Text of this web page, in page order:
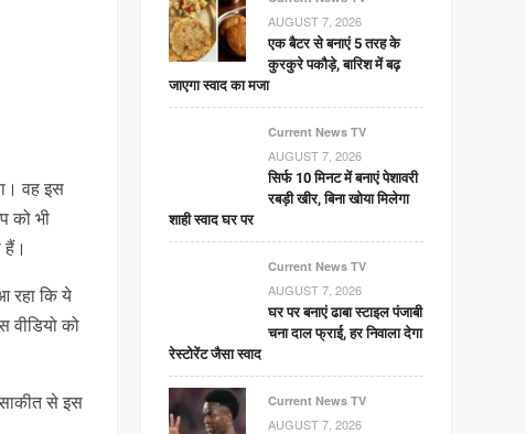
वह इस
को भी
हैं।
रहा कि ये
को
से इस
AUGUST 7, 2026
एक बैटर से बनाएं 5 तरह के
कुरकुरे पकौड़े, बारिश में बढ़
जाएगा स्वाद का मजा
Current News TV
AUGUST 7, 2026
सिर्फ 10 मिनट में बनाएं पेशावरी
रबड़ी खीर, बिना खोया मिलेगा
शाही स्वाद घर पर
Current News TV
AUGUST 7, 2026
घर पर बनाएं ढाबा स्टाइल पंजाबी
चना दाल फ्राई, हर निवाला देगा
रेस्टोरेंट जैसा स्वाद
Current News TV
AUGUST 7, 2026